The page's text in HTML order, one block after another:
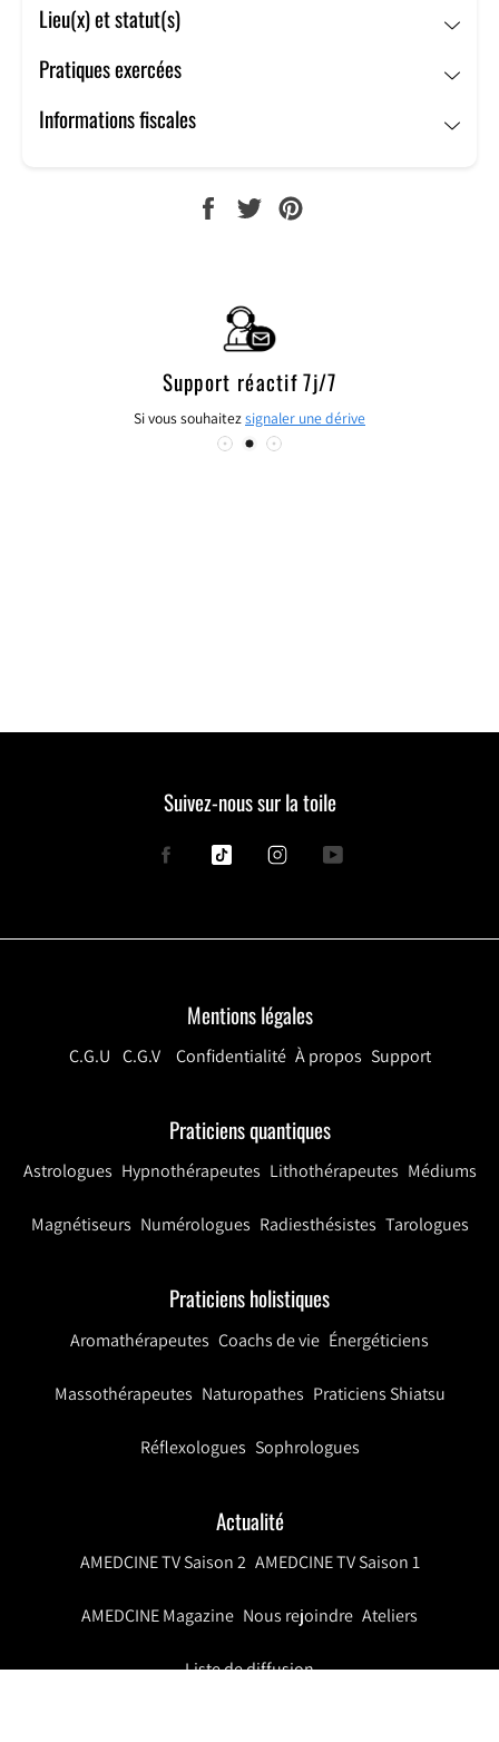
connectant à la personne dans sa globalité. Si besoin, je
peux aussi tirer les oracles. Je fais également des
conférences ou des ateliers sur différentes thématiques
autour du bien-être et des transmissions des messages
Lieu(x) et statut(s)
Pratiques exercées
Informations fiscales
PARTAGER
TWEETERÉPINGLER
Support réactif 7j/7
Si vous souhaitezsignaler une dérive
Suivez-nous sur la toile
FacebookTiktok InstagramYouTube
Mentions légales
C.G.U C.G.V Confidentialité À propos Support
Praticiens quantiques
Astrologues Hypnothérapeutes Lithothérapeutes Médiums
Magnétiseurs Numérologues Radiesthésistes Tarologues
Praticiens holistiques
Aromathérapeutes Coachs de vie Énergéticiens
Massothérapeutes Naturopathes Praticiens Shiatsu
Réflexologues Sophrologues
Actualité
AMEDCINE TV Saison 2 AMEDCINE TV Saison 1
AMEDCINE Magazine Nous rejoindre Ateliers
Liste de diffusion